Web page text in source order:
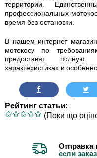
территории.
профессиональных
время без остановки.
В нашем интернет
мотокосу по
предоставят
характеристиках и
Рейтинг статьи:
(Поки що
Отправка
если